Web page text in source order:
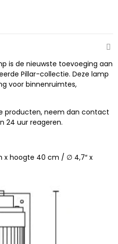
is de nieuwste toevoeging aan
Pillar-collectie. Deze lamp
voor binnenruimtes,
producten, neem dan contact
24 uur reageren.
x hoogte 40 cm / ∅ 4,7″ x